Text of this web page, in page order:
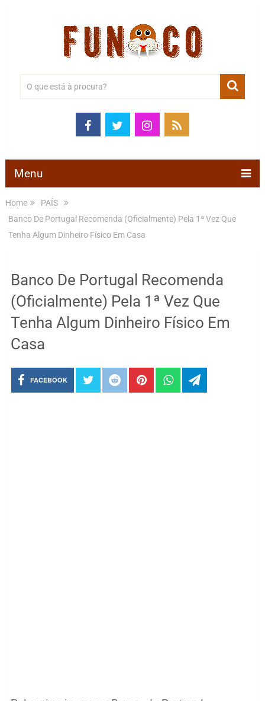
Menu
Home
PAÍS
Banco De Portugal Recomenda (Oficialmente) Pela 1ª Vez Que
Tenha Algum Dinheiro Físico Em Casa
Banco De Portugal Recomenda
(Oficialmente) Pela 1ª Vez Que
Tenha Algum Dinheiro Físico Em
Casa
FACEBOOK